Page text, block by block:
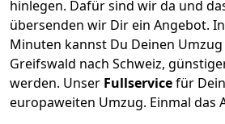
hinlegen. Dafür sind wir da und
übersenden wir Dir ein Angebot.
Minuten kannst Du Deinen
Greifswald nach Schweiz,
werden. Unser Fullservicefür
europaweiten Umzug. Einmal das